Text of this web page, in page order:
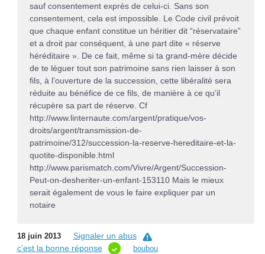
sauf consentement exprès de celui-ci. Sans son
consentement, cela est impossible. Le Code civil prévoit
que chaque enfant constitue un héritier dit “réservataire”
et a droit par conséquent, à une part dite « réserve
héréditaire ». De ce fait, même si ta grand-mère décide
de te léguer tout son patrimoine sans rien laisser à son
fils, à l’ouverture de la succession, cette libéralité sera
réduite au bénéfice de ce fils, de manière à ce qu’il
récupère sa part de réserve. Cf
http://www.linternaute.com/argent/pratique/vos-
droits/argent/transmission-de-
patrimoine/312/succession-la-reserve-hereditaire-et-la-
quotite-disponible.html
http://www.parismatch.com/Vivre/Argent/Succession-
Peut-on-desheriter-un-enfant-153110 Mais le mieux
serait également de vous le faire expliquer par un
notaire
18 juin 2013
Signaler un abus
c’est la bonne réponse
boubou